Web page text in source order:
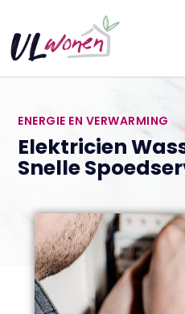
ENERGIE EN VERWARMING
Elektricien
Snelle